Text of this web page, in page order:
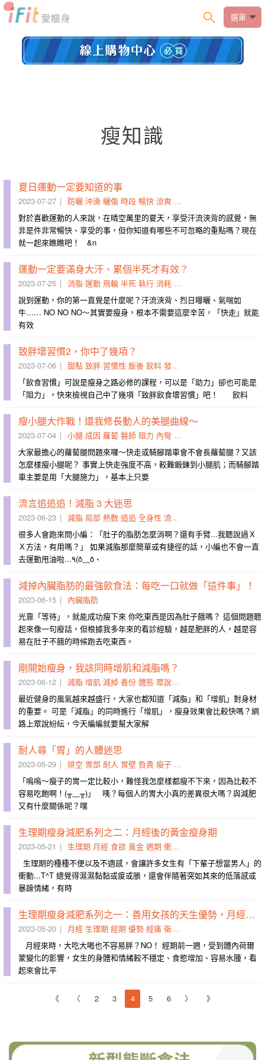
選單
瘦知識
夏日運動一定要知道的事
2023-07-27 防曬 沖澡 曬傷 時段 暢快 涼爽 降溫
對於喜歡運動的人來說，在晴空萬里的夏天，享受汗流浹背的感覺，無
非是件非常暢快、享受的事，但你知道有哪些不可忽略的重點嗎？現在
就一起來瞧瞧吧！ &n
運動一定要滿身大汗、累個半死才有效？
2023-07-25 消脂 運動 飛輪 半死 執行 消耗 每分鐘
說到運動，你的第一直覺是什麼呢？汗流浹背、烈日曝曬、氣喘如
牛…… NO NO NO～其實要瘦身，根本不需要這麼辛苦，「快走」就能
有效
致胖壞習慣2，你中了幾項？
2023-07-06 甜點 致胖 習慣性 飯後 飲料 發出
「飲食習慣」可說是瘦身之路必修的課程，可以是「助力」卻也可能是
「阻力」，快來檢視自己中了幾項「致胖飲食壞習慣」吧！ 飲料
瘦小腿大作戰！還我修長動人的美腿曲線～
2023-07-04 小腿 成因 蘿蔔 醫師 阻力 內彎 專訪
大家最擔心的蘿蔔腿問題來囉～快走或騎腳踏車會不會長蘿蔔腿？又該
怎麼樣瘦小腿呢？ 事實上快走強度不高，較難鍛鍊到小腿肌；而騎腳踏
車主要是用「大腿施力」，基本上只要
流言追追追！減脂 3 大迷思
2023-06-23 減脂 局部 熱敷 追追 全身性 流言
很多人會跑來問小編：「肚子的脂肪怎麼消啊？還有手臂...我聽說過Ｘ
Ｘ方法，有用嗎？」 如果減脂那麼簡單或有捷徑的話，小編也不會一直
去運動甩油啦...٩(ŏ﹏ŏ、
減掉內臟脂肪的最強飲食法：每吃一口就做「這件事」！
2023-06-15
內臟脂肪
光靠「等待」，就能成功瘦下來 你吃東西是因為肚子餓嗎？ 這個問題聽
起來像一句廢話，但根據我多年來的看診經驗，越是肥胖的人，越是容
易在肚子不餓的時候跑去吃東西。
剛開始瘦身，我該同時增肌和減脂嗎？
2023-06-12 減脂 增肌 減掉 養份 體態 眾說紛紜
最近健身的風氣越來越盛行，大家也都知道「減脂」和「增肌」對身材
的重要。 可是「減脂」的同時進行「增肌」，瘦身效果會比較快嗎？網
路上眾說紛紜，今天編編就要幫大家解
耐人尋「胃」的人體迷思
2023-05-29 排空 胃部 耐人 胃壁 負責 瘦子 拍肩
「嗚嗚～瘦子的胃一定比較小，難怪我怎麼樣都瘦不下來，因為比較不
容易吃飽啊！(╥﹏╥)」 咦？每個人的胃大小真的差異很大嗎？與減肥
又有什麼關係呢？嘿
生理期瘦身減肥系列之二：月經後的黃金瘦身期
2023-05-21 生理期 月經 食欲 黃金 週期 衝動
生理期的種種不便以及不適感，會讓許多女生有「下輩子想當男人」的
衝動...T^T 總覺得濕濕黏黏或痠或脹，還會伴隨著突如其來的低落感或
暴躁情緒，有時
生理期瘦身減肥系列之一：善用女孩的天生優勢，月經來可以運動嗎？
2023-05-20 月經 生理期 經期 優勢 經痛 衛生棉
月經來時，大吃大喝也不容易胖？NO！ 經期前一週，受到體內荷爾
蒙變化的影響，女生的身體和情緒較不穩定、食慾增加、容易水腫，看
起來會比平
《 〈 2 3 4 5 6 〉 》